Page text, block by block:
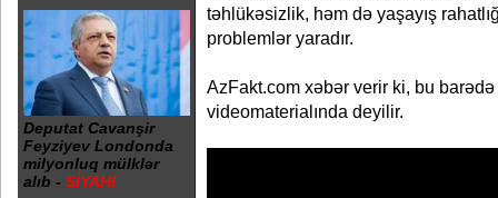
Deputat Cavanşir
Feyziyev Londonda
milyonluq mülklər
alıb - SİYAHI
təhlükəsizlik, həm də yaşayış
problemlər yaradır.
AzFakt.com xəbər verir ki, bu
videomaterialında deyilir.